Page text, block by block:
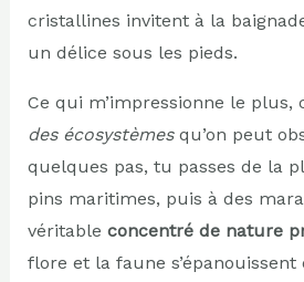
cristallines invitent à la
un délice sous les pieds.
Ce qui m’impressionne le plus,
des écosystèmesqu’on peut
quelques pas, tu passes de la
pins maritimes, puis à des
véritable concentré de nature
flore et la faune